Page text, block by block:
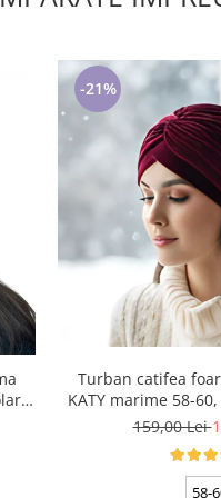
-21%
Turban catifea
KATY marime 58-
159,00 Lei
58-